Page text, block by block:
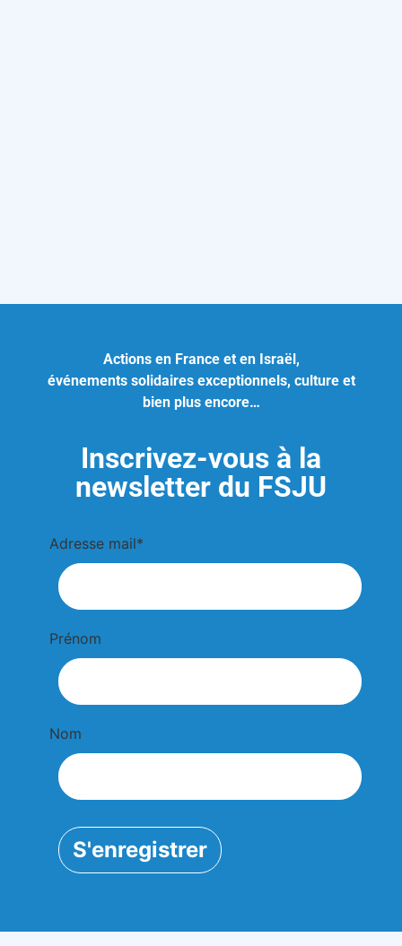
Actions en France et en Israël,
événements solidaires exceptionnels, culture et
bien plus encore…
Inscrivez-vous à la
newsletter du FSJU
Adresse mail*
Prénom
Nom